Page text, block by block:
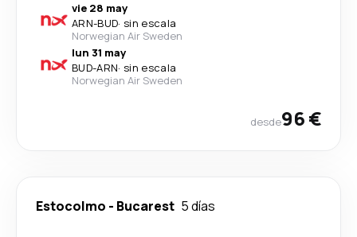
vie 28 may
ARN-BUD· sin escala
Norwegian Air Sweden
lun 31 may
BUD-ARN· sin escala
Norwegian Air Sweden
desde96 €
Estocolmo - Bucarest 5 días